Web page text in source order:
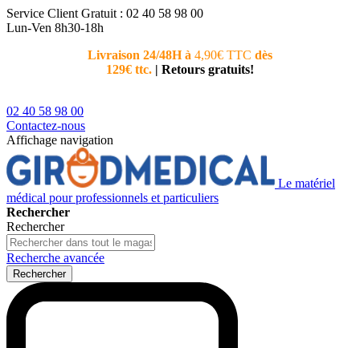
Service Client Gratuit : 02 40 58 98 00
Lun-Ven 8h30-18h
Livraison 24/48H à 4,90€ TTC dès
129€ ttc. | Retours gratuits!
02 40 58 98 00
Contactez-nous
Affichage navigation
Le matériel
médical pour professionnels et particuliers
Rechercher
Rechercher
Recherche avancée
Rechercher